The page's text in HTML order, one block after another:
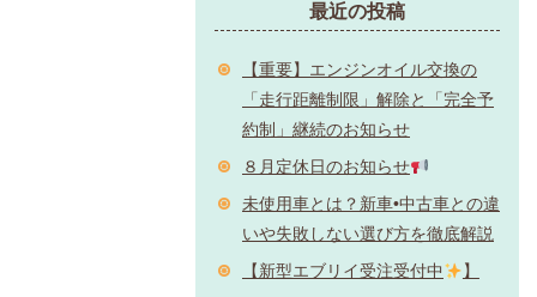
最近の投稿
【重要】エンジンオイル交換の
「走行距離制限」解除と「完全予
約制」継続のお知らせ
８月定休日のお知らせ
未使用車とは？新車•中古車との違
いや失敗しない選び方を徹底解説
【新型エブリイ受注受付中
】